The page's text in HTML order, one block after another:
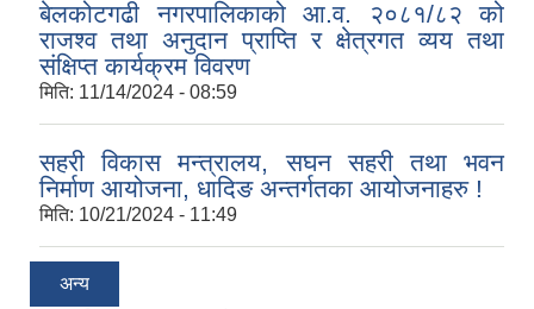
बेलकोटगढी नगरपालिकाको आ.व. २०८१/८२ को
राजश्व तथा अनुदान प्राप्ति र क्षेत्रगत व्यय तथा
संक्षिप्त कार्यक्रम विवरण
मिति: 11/14/2024 - 08:59
सहरी विकास मन्त्रालय, सघन सहरी तथा भवन
निर्माण आयोजना, धादिङ अन्तर्गतका आयोजनाहरु !
मिति: 10/21/2024 - 11:49
अन्य